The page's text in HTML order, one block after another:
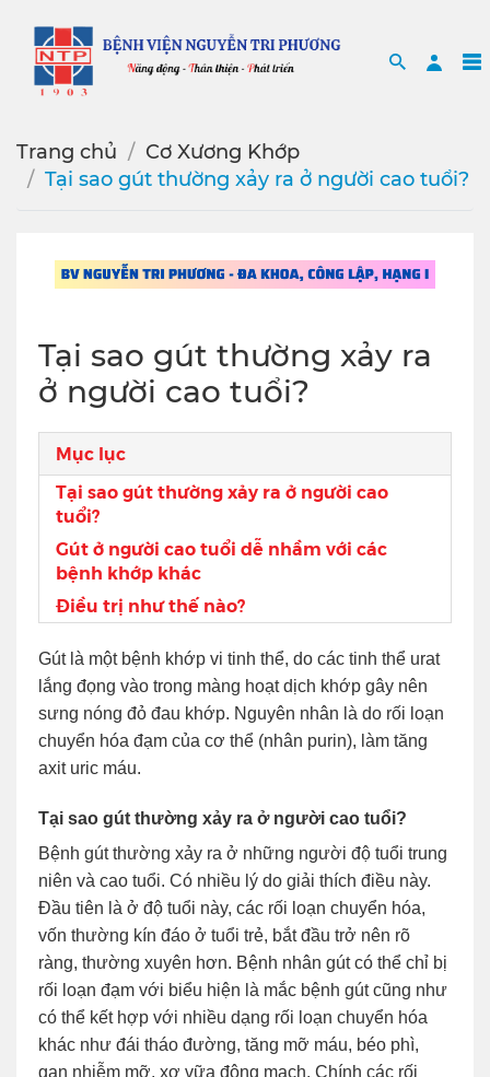
Search
Trang chủ
Cơ Xương Khớp
Tại sao gút thường xảy ra ở người cao tuổi?
Tại sao gút thường xảy ra
ở người cao tuổi?
Mục lục
Tại sao gút thường xảy ra ở người cao
tuổi?
Gút ở người cao tuổi dễ nhầm với các
bệnh khớp khác
Điều trị như thế nào?
Gút là một bệnh khớp vi tinh thể, do các tinh thể urat
lắng đọng vào trong màng hoạt dịch khớp gây nên
sưng nóng đỏ đau khớp. Nguyên nhân là do rối loạn
chuyển hóa đạm của cơ thể (nhân purin), làm tăng
axit uric máu.
Tại sao gút thường xảy ra ở người cao tuổi?
Bệnh gút thường xảy ra ở những người độ tuổi trung
niên và cao tuổi. Có nhiều lý do giải thích điều này.
Đầu tiên là ở độ tuổi này, các rối loạn chuyển hóa,
vốn thường kín đáo ở tuổi trẻ, bắt đầu trở nên rõ
ràng, thường xuyên hơn. Bệnh nhân gút có thể chỉ bị
rối loạn đạm với biểu hiện là mắc bệnh gút cũng như
có thể kết hợp với nhiều dạng rối loạn chuyển hóa
khác như đái tháo đường, tăng mỡ máu, béo phì,
gan nhiễm mỡ, xơ vữa động mạch. Chính các rối